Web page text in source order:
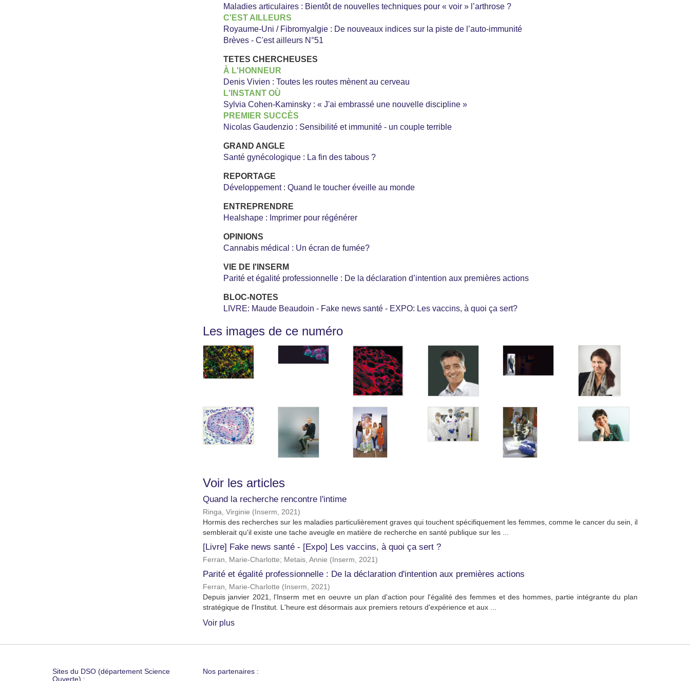
Maladies articulaires : Bientôt de nouvelles techniques pour « voir » l’arthrose ?
C'EST AILLEURS
Royaume-Uni / Fibromyalgie : De nouveaux indices sur la piste de l’auto-immunité
Brèves - C'est ailleurs N°51
TETES CHERCHEUSES
À L'HONNEUR
Denis Vivien : Toutes les routes mènent au cerveau
L'INSTANT OÙ
Sylvia Cohen-Kaminsky : « J'ai embrassé une nouvelle discipline »
PREMIER SUCCÈS
Nicolas Gaudenzio : Sensibilité et immunité - un couple terrible
GRAND ANGLE
Santé gynécologique : La fin des tabous ?
REPORTAGE
Développement : Quand le toucher éveille au monde
ENTREPRENDRE
Healshape : Imprimer pour régénérer
OPINIONS
Cannabis médical : Un écran de fumée?
VIE DE I'INSERM
Parité et égalité professionnelle : De la déclaration d’intention aux premières actions
BLOC-NOTES
LIVRE: Maude Beaudoin - Fake news santé - EXPO: Les vaccins, à quoi ça sert?
Les images de ce numéro
Voir les articles
Quand la recherche rencontre l'intime
Ringa, Virginie (Inserm, 2021)
Hormis des recherches sur les maladies particulièrement graves qui touchent spécifiquement les femmes, comme le cancer du sein, il
semblerait qu'il existe une tache aveugle en matière de recherche en santé publique sur les ...
[Livre] Fake news santé - [Expo] Les vaccins, à quoi ça sert ?
Ferran, Marie-Charlotte; Metais, Annie (Inserm, 2021)
Parité et égalité professionnelle : De la déclaration d'intention aux premières actions
Ferran, Marie-Charlotte (Inserm, 2021)
Depuis janvier 2021, l'Inserm met en oeuvre un plan d'action pour l'égalité des femmes et des hommes, partie intégrante du plan
stratégique de l'Institut. L'heure est désormais aux premiers retours d'expérience et aux ...
Voir plus
Sites du DSO (département Science
Ouverte) :
Nos partenaires :